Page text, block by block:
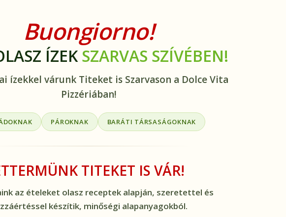
Buongiorno!
ÍZEKSZARVAS SZÍVÉBEN!
ízekkel várunk Titeket is Szarvason a Dolce Vita
Pizzériában!
PÁROKNAK BARÁTI TÁRSASÁGOKNAK
TITEKET IS VÁR!
az ételeket olasz receptek alapján, szeretettel és
készítik, minőségi alapanyagokból.